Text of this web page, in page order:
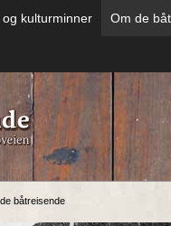
kulturminner Om de
båtreisende